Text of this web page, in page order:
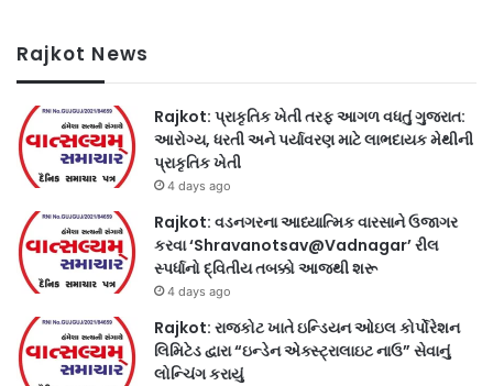
Rajkot News
Rajkot: પ્રાકૃતિક ખેતી તરફ આગળ વધતું ગુજરાત:
આરોગ્ય, ધરતી અને પર્યાવરણ માટે લાભદાયક મેથીની
પ્રાકૃતિક ખેતી
4 days ago
Rajkot: વડનગરના આધ્યાત્મિક વારસાને ઉજાગર
કરવા ‘Shravanotsav@Vadnagar’ રીલ
સ્પર્ધાનો દ્વિતીય તબક્કો આજથી શરૂ
4 days ago
Rajkot: રાજકોટ ખાતે ઇન્ડિયન ઓઇલ કોર્પોરેશન
લિમિટેડ દ્વારા “ઇન્ડેન એક્સ્ટ્રાલાઇટ નાઉ” સેવાનું
લોન્ચિંગ કરાયું